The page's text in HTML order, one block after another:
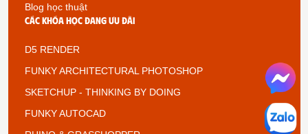
Blog học thuật
Các khóa học đang ưu đãi
D5 RENDER
FUNKY ARCHITECTURAL PHOTOSHOP
SKETCHUP - THINKING BY DOING
FUNKY AUTOCAD